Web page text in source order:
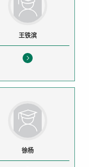
王铁滨
徐杨